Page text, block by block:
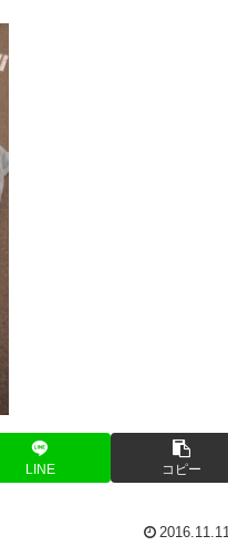
LINE コピー
2016.11.11